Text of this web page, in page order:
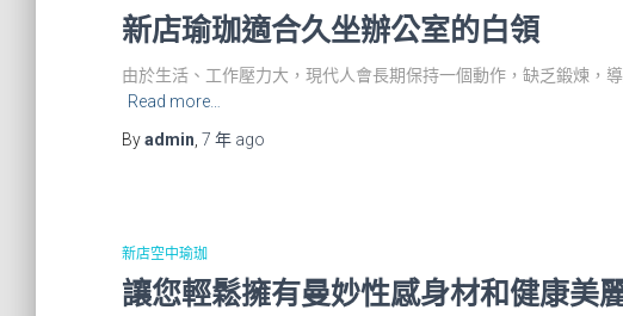
新店瑜珈適合久坐辦公室的白領
由於生活、工作壓力大，現代人會長期保持一個動作，缺乏鍛煉，
Read more…
Byadmin 7 年 ago
新店空中瑜珈
讓您輕鬆擁有曼妙性感身材和健康美